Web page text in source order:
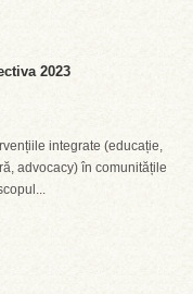
2023
integrate (educație,
advocacy) în comunitățile